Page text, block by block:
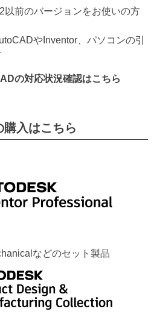
以前のバージョンをお使いの方
やInventor、パソコンの引
の対応状況確認はこちら
入はこちら
などのセット製品